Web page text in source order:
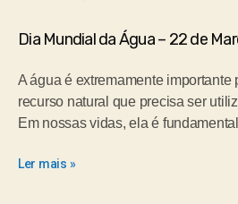
Dia Mundial da Água – 22 de
A água é extremamente importante
recurso natural que precisa ser
Em nossas vidas, ela é
Ler mais »